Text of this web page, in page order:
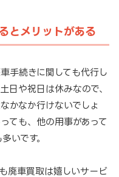
とメリットがある
手続きに関しても代行し
日や祝日は休みなので、
かなか行けないでしょ
ても、他の用事があって
いです。
廃車買取は嬉しいサービ